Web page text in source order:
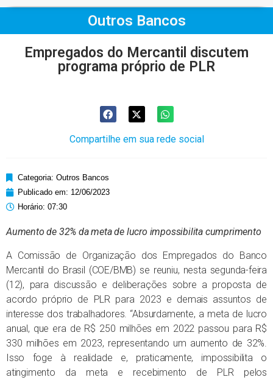
Outros Bancos
Empregados do Mercantil discutem
programa próprio de PLR
Compartilhe em sua rede social
Categoria: Outros Bancos
Publicado em: 12/06/2023
Horário: 07:30
Aumento de 32% da meta de lucro impossibilita cumprimento
A Comissão de Organização dos Empregados do Banco
Mercantil do Brasil (COE/BMB) se reuniu, nesta segunda-feira
(12), para discussão e deliberações sobre a proposta de
acordo próprio de PLR para 2023 e demais assuntos de
interesse dos trabalhadores. “Absurdamente, a meta de lucro
anual, que era de R$ 250 milhões em 2022 passou para R$
330 milhões em 2023, representando um aumento de 32%.
Isso foge à realidade e, praticamente, impossibilita o
atingimento da meta e recebimento de PLR pelos